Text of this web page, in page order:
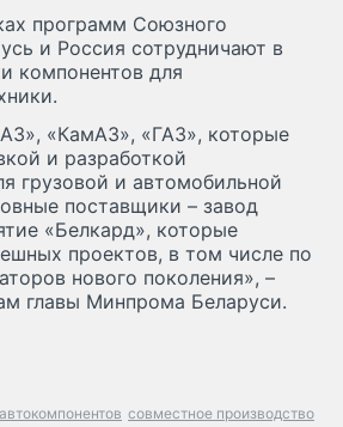
программ Союзного
и Россия сотрудничают в
компонентов для
«КамАЗ», «ГАЗ», которые
и разработкой
грузовой и автомобильной
поставщики – завод
«Белкард», которые
проектов, в том числе по
нового поколения», –
главы Минпрома Беларуси.
совместное производство